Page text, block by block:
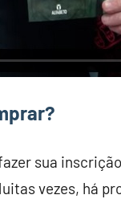
sua
vezes, há